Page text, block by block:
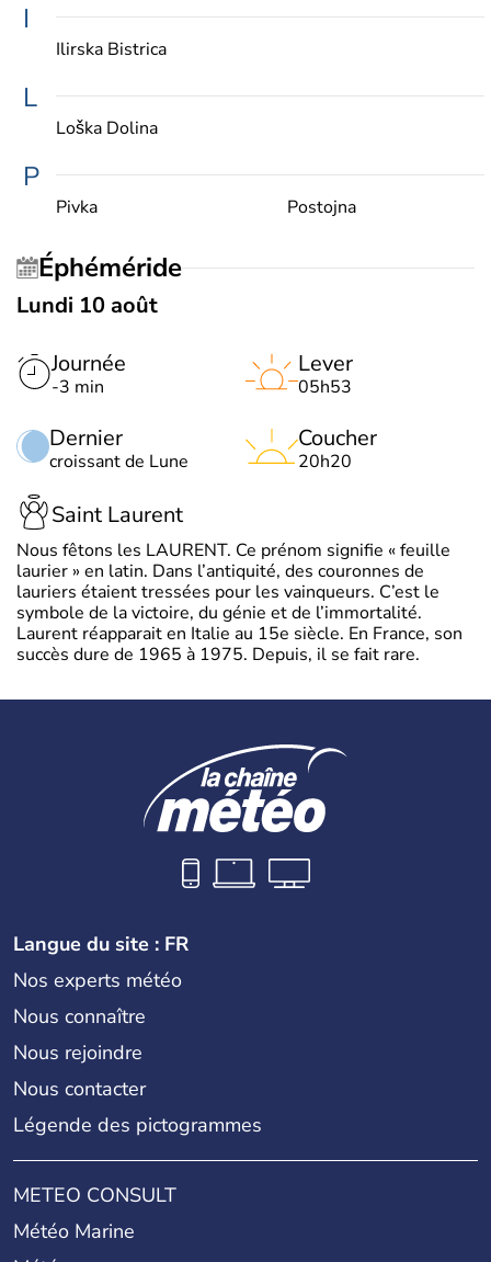
I
Ilirska Bistrica
L
Loška Dolina
P
Pivka Postojna
Éphéméride
Lundi 10 août
Journée
-3 min
Dernier
croissant de Lune
Lever
05h53
Coucher
20h20
Saint Laurent
Nous fêtons les LAURENT. Ce prénom signifie « feuille
laurier » en latin. Dans l’antiquité, des couronnes de
lauriers étaient tressées pour les vainqueurs. C’est le
symbole de la victoire, du génie et de l’immortalité.
Laurent réapparait en Italie au 15e siècle. En France, son
succès dure de 1965 à 1975. Depuis, il se fait rare.
Langue du site : FR
Nos experts météo
Nous connaître
Nous rejoindre
Nous contacter
Légende des pictogrammes
METEO CONSULT
Météo Marine